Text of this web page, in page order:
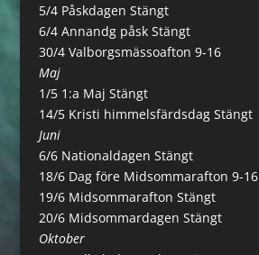
5/4 Påskdagen Stängt
6/4 Annandg påsk Stängt
30/4 Valborgsmässoafton 9-16
Maj
1/5 1:a Maj Stängt
14/5 Kristi himmelsfärdsdag Stängt
Juni
6/6 Nationaldagen Stängt
18/6 Dag före Midsommarafton 9-16
19/6 Midsommarafton Stängt
20/6 Midsommardagen Stängt
Oktober